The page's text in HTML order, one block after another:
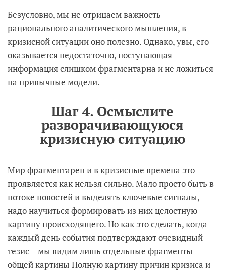
Безусловно, мы не отрицаем важность
рационального аналитического мышления, в
кризисной ситуации оно полезно. Однако, увы, его
оказывается недостаточно, поступающая
информация слишком фрагментарна и не ложиться
на привычные модели.
Шаг 4. Осмыслите
разворачивающуюся
кризисную ситуацию
Мир фрагментарен и в кризисные времена это
проявляется как нельзя сильно. Мало просто быть в
потоке новостей и выделять ключевые сигналы,
надо научиться формировать из них целостную
картину происходящего. Но как это сделать, когда
каждый день события подтверждают очевидный
тезис – мы видим лишь отдельные фрагменты
общей картины Полную картину причин кризиса и